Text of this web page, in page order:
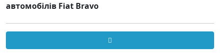
автомобілів Fiat Bravo